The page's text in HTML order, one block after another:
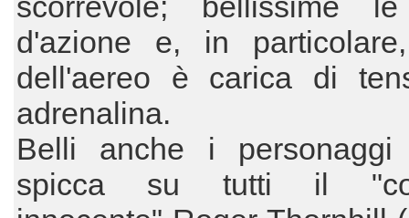
d'azione e, in
dell'aereo è carica di
adrenalina.
Belli anche i
spicca su tutti il